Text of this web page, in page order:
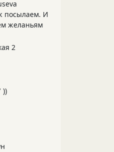
посылаем. И
желаньям
2
))